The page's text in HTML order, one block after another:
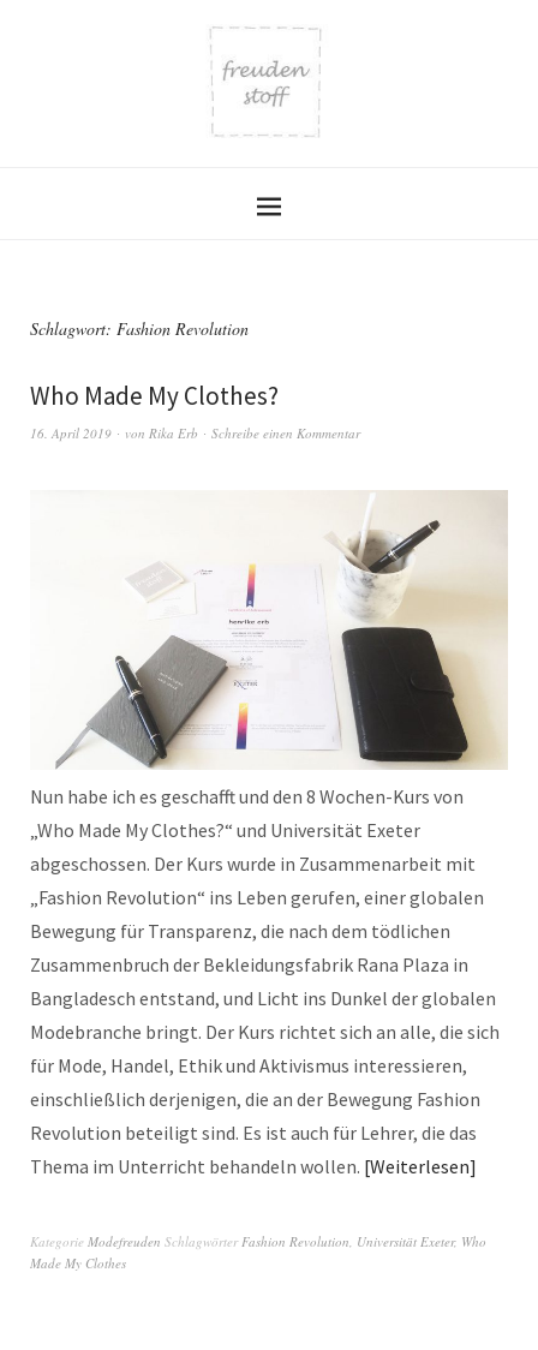
Schlagwort: Fashion Revolution
Who Made My Clothes?
16. April 2019 von Rika Erb Schreibe einen Kommentar
Nun habe ich es geschafft und den 8 Wochen-Kurs von
„Who Made My Clothes?“ und Universität Exeter
abgeschossen. Der Kurs wurde in Zusammenarbeit mit
„Fashion Revolution“ ins Leben gerufen, einer globalen
Bewegung für Transparenz, die nach dem tödlichen
Zusammenbruch der Bekleidungsfabrik Rana Plaza in
Bangladesch entstand, und Licht ins Dunkel der globalen
Modebranche bringt. Der Kurs richtet sich an alle, die sich
für Mode, Handel, Ethik und Aktivismus interessieren,
einschließlich derjenigen, die an der Bewegung Fashion
Revolution beteiligt sind. Es ist auch für Lehrer, die das
Thema im Unterricht behandeln wollen. Weiterlesen
Kategorie Modefreuden Schlagwörter Fashion Revolution Universität Exeter, Who
Made My Clothes